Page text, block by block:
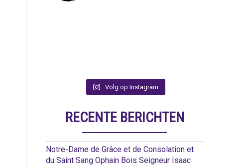
Volg op Instagram
RECENTE BERICHTEN
Notre-Dame de Grâce et de Consolation et
du Saint Sang Ophain Bois Seigneur Isaac